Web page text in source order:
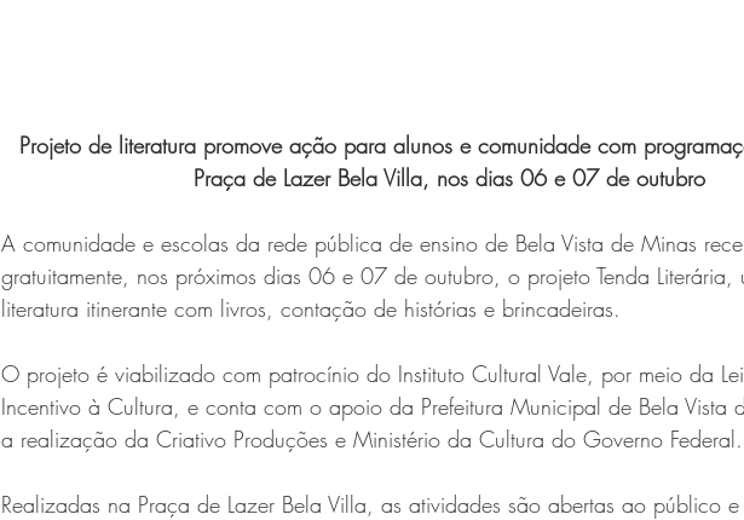
Projeto de literatura promove ação para alunos e comunidade com
Praça de Lazer Bela Villa, nos dias 06 e 07 de outubro
A comunidade e escolas da rede pública de ensino de Bela Vista de Minas
gratuitamente, nos próximos dias 06 e 07 de outubro, o projeto Tenda
literatura itinerante com livros, contação de histórias e brincadeiras.
O projeto é viabilizado com patrocínio do Instituto Cultural Vale, por meio da
Incentivo à Cultura, e conta com o apoio da Prefeitura Municipal de Bela
a realização da Criativo Produções e Ministério da Cultura do Governo Federal.
Realizadas na Praça de Lazer Bela Villa, as atividades são abertas ao público